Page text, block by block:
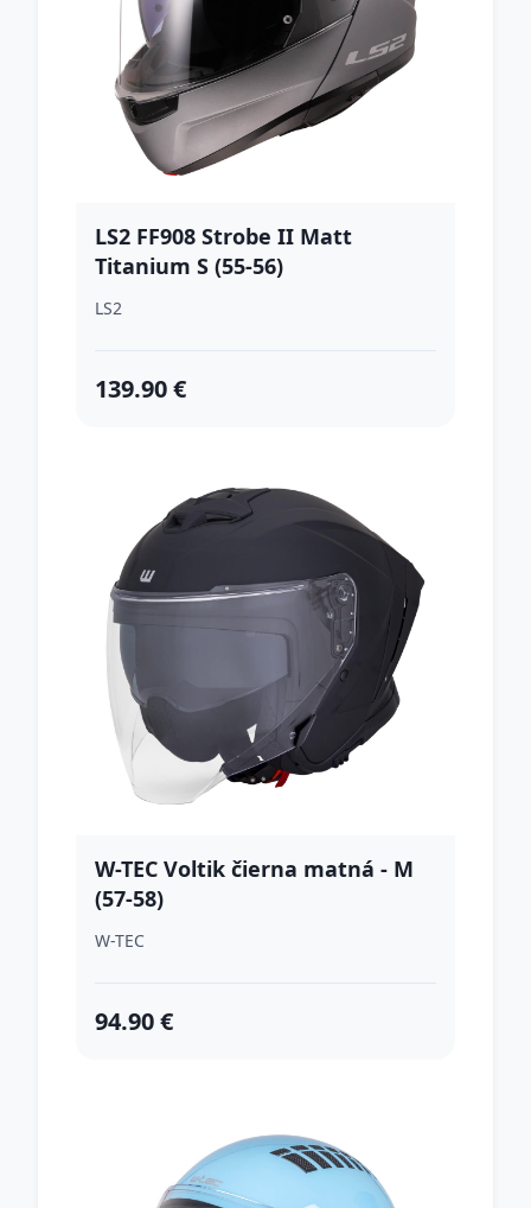
LS2 FF908 Strobe II Matt
Titanium S (55-56)
LS2
139.90 €
W-TEC Voltik čierna matná - M
(57-58)
W-TEC
94.90 €